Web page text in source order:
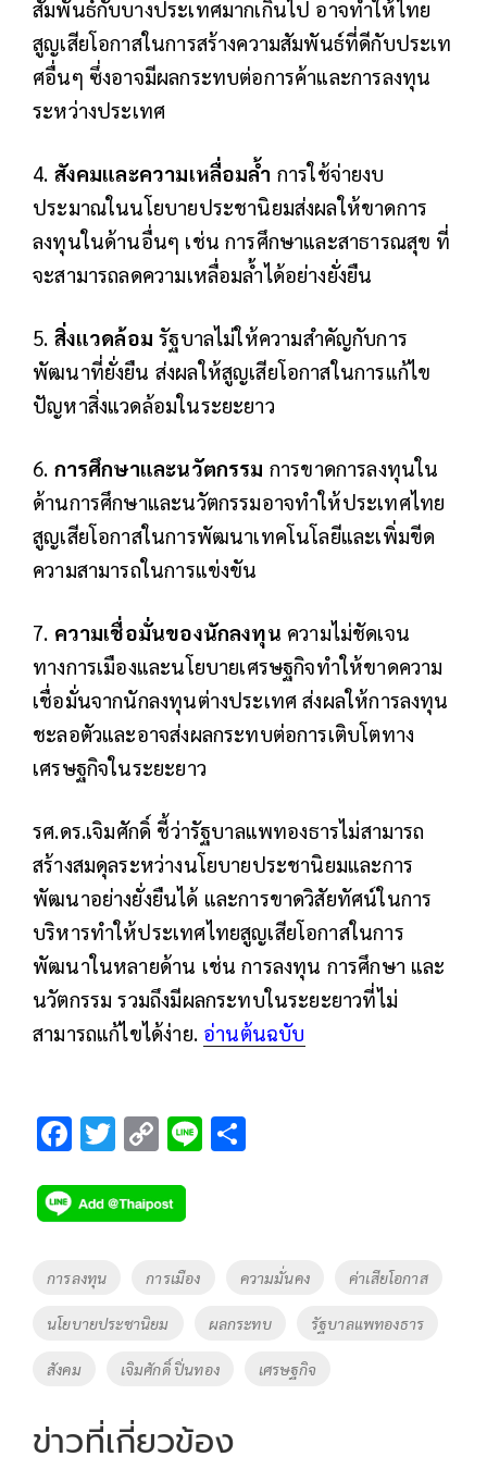
สัมพันธ์กับบางประเทศมากเกินไป อาจทำให้ไทย
สูญเสียโอกาสในการสร้างความสัมพันธ์ที่ดีกับประเท
ศอื่นๆ ซึ่งอาจมีผลกระทบต่อการค้าและการลงทุน
ระหว่างประเทศ
4. สังคมและความเหลื่อมล้ำ การใช้จ่ายงบ
ประมาณในนโยบายประชานิยมส่งผลให้ขาดการ
ลงทุนในด้านอื่นๆ เช่น การศึกษาและสาธารณสุข ที่
จะสามารถลดความเหลื่อมล้ำได้อย่างยั่งยืน
5. สิ่งแวดล้อม รัฐบาลไม่ให้ความสำคัญกับการ
พัฒนาที่ยั่งยืน ส่งผลให้สูญเสียโอกาสในการแก้ไข
ปัญหาสิ่งแวดล้อมในระยะยาว
6. การศึกษาและนวัตกรรม การขาดการลงทุนใน
ด้านการศึกษาและนวัตกรรมอาจทำให้ประเทศไทย
สูญเสียโอกาสในการพัฒนาเทคโนโลยีและเพิ่มขีด
ความสามารถในการแข่งขัน
7. ความเชื่อมั่นของนักลงทุน ความไม่ชัดเจน
ทางการเมืองและนโยบายเศรษฐกิจทำให้ขาดความ
เชื่อมั่นจากนักลงทุนต่างประเทศ ส่งผลให้การลงทุน
ชะลอตัวและอาจส่งผลกระทบต่อการเติบโตทาง
เศรษฐกิจในระยะยาว
รศ.ดร.เจิมศักดิ์ ชี้ว่ารัฐบาลแพทองธารไม่สามารถ
สร้างสมดุลระหว่างนโยบายประชานิยมและการ
พัฒนาอย่างยั่งยืนได้ และการขาดวิสัยทัศน์ในการ
บริหารทำให้ประเทศไทยสูญเสียโอกาสในการ
พัฒนาในหลายด้าน เช่น การลงทุน การศึกษา และ
นวัตกรรม รวมถึงมีผลกระทบในระยะยาวที่ไม่
สามารถแก้ไขได้ง่าย. อ่านต้นฉบับ
F
e
b
o
k
T
tt
er
C
p
y
Li
k
Li
Tags
การลงทุน การเมือง ความมั่นคง ค่าเสียโอกาส
นโยบายประชานิยม ผลกระทบ รัฐบาลแพทองธาร
สังคม เจิมศักดิ์ ปิ่นทอง เศรษฐกิจ
ข่าวที่เกี่ยวข้อง